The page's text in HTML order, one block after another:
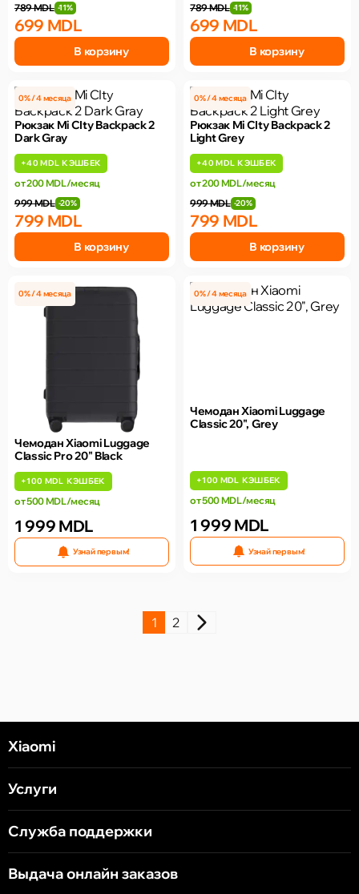
699 MDL
789 MDL -11%
В корзину
699 MDL
789 MDL -11%
В корзину
0% / 4 месяца
Рюкзак Mi CIty Backpack 2
Dark Gray
+40 MDL КЭШБЕК
от 200 MDL/месяц
799 MDL
999 MDL -20%
В корзину
0% / 4 месяца
Рюкзак Mi CIty Backpack 2
Light Grey
+40 MDL КЭШБЕК
от 200 MDL/месяц
799 MDL
999 MDL -20%
В корзину
0% / 4 месяца
Чемодан Xiaomi Luggage
Classic Pro 20" Black
+100 MDL КЭШБЕК
от 500 MDL/месяц
1 999 MDL
Узнай первым!
0% / 4 месяца
Чемодан Xiaomi Luggage
Classic 20", Grey
+100 MDL КЭШБЕК
от 500 MDL/месяц
1 999 MDL
Узнай первым!
1 2
Xiaomi
Услуги
Служба поддержки
Выдача онлайн заказов